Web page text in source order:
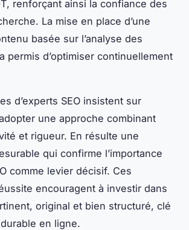
renforçant ainsi la confiance des
La mise en place d’une
basée sur l’analyse des
permis d’optimiser continuellement
d’experts SEO insistent sur
une approche combinant
et rigueur. En résulte une
qui confirme l’importance
comme levier décisif. Ces
encouragent à investir dans
original et bien structuré, clé
en ligne.